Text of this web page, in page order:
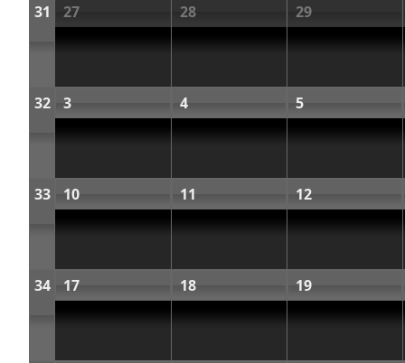
31
27 28 29
32 3 4 5
33 10 11 12
34 17 18 19